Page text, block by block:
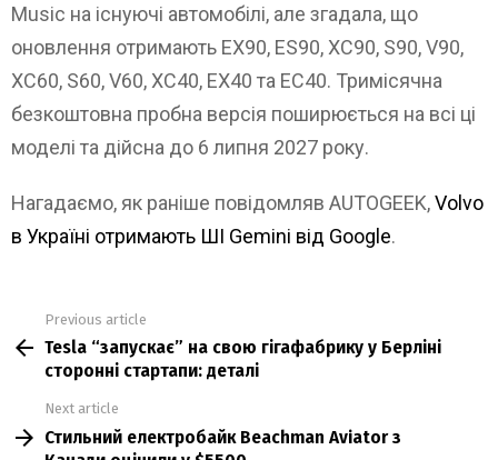
Music на існуючі автомобілі, але згадала, що
оновлення отримають EX90, ES90, XC90, S90, V90,
XC60, S60, V60, XC40, EX40 та EC40. Тримісячна
безкоштовна пробна версія поширюється на всі ці
моделі та дійсна до 6 липня 2027 року.
Нагадаємо, як раніше повідомляв AUTOGEEK,Volvo
в Україні отримають ШІ Gemini від Google.
more
Previous article
Tesla “запускає” на свою гігафабрику у Берліні
сторонні стартапи: деталі
Next article
Стильний електробайк Beachman Aviator з